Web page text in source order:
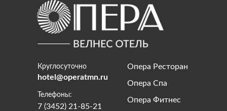
7 (3452) 21-85-21
Телефоны:
Круглосуточно Опера Ресторан
Опера Спа
Опера Фитнес
hotel@operatmn.ru